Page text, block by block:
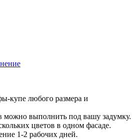
купе любого размера и
можно выполнить под вашу задумку.
цветов в одном фасаде.
1-2 рабочих дней.